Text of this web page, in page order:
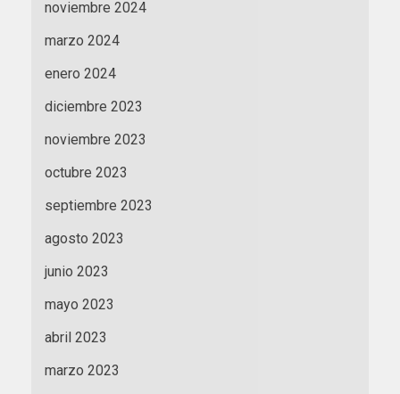
noviembre 2024
marzo 2024
enero 2024
diciembre 2023
noviembre 2023
octubre 2023
septiembre 2023
agosto 2023
junio 2023
mayo 2023
abril 2023
marzo 2023